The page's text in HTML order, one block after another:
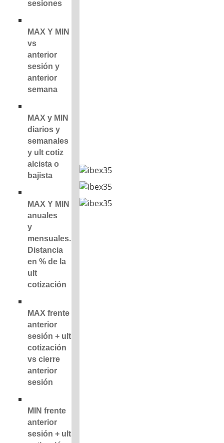
sesiones
MAX Y MIN
vs
anterior
sesión y
anterior
semana
MAX y MIN
diarios y
semanales
y ult cotiz
alcista o
bajista
MAX Y MIN
anuales
y
mensuales.
Distancia
en % de la
ult
cotización
MAX frente
anterior
sesión + ult
cotización
vs cierre
anterior
sesión
MIN frente
anterior
sesión + ult